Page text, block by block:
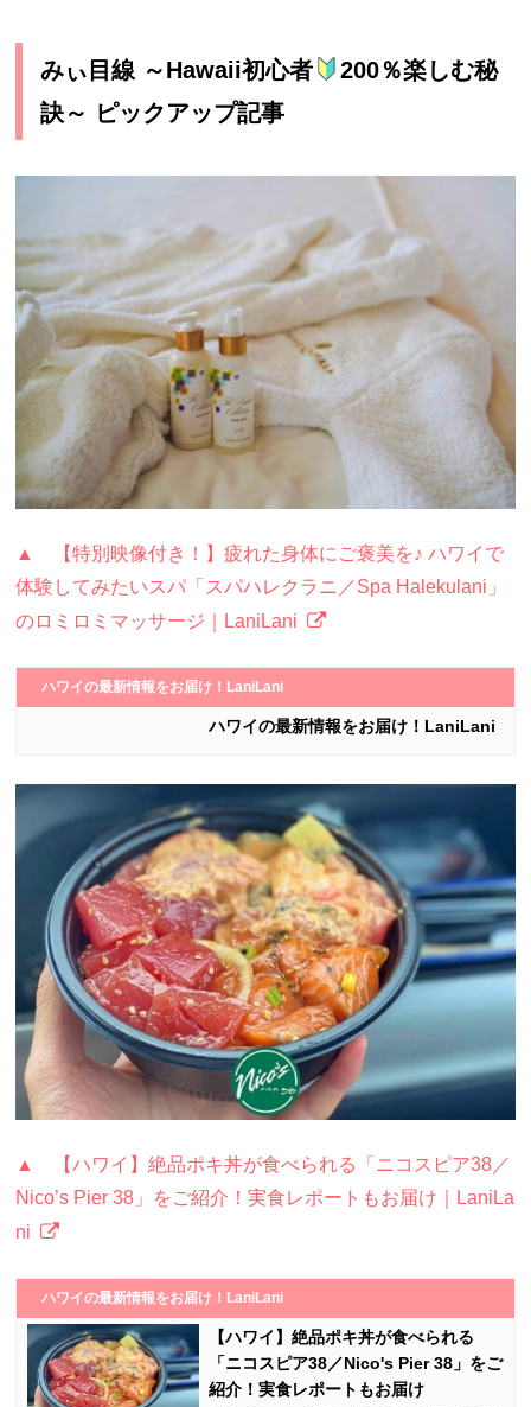
みぃ目線 ～Hawaii初心者
200％楽しむ秘
訣～ ピックアップ記事
▲ 【特別映像付き！】疲れた身体にご褒美を♪ ハワイで
体験してみたいスパ「スパハレクラニ／Spa Halekulani」
のロミロミマッサージ｜LaniLani
ハワイの最新情報をお届け！LaniLani
ハワイの最新情報をお届け！LaniLani
▲ 【ハワイ】絶品ポキ丼が食べられる「ニコスピア38／
Nico’s Pier 38」をご紹介！実食レポートもお届け｜LaniLa
ni
ハワイの最新情報をお届け！LaniLani
【ハワイ】絶品ポキ丼が食べられる
「ニコスピア38／Nico's Pier 38」をご
紹介！実食レポートもお届け